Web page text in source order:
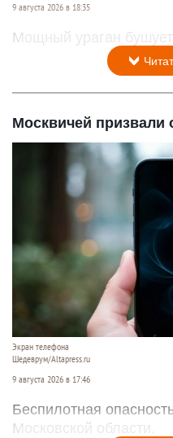
9 августа 2026 в 18:35
Мощный ураган
Москвичей призвали
Экран телефона
Шедеврум/Altapress.ru
9 августа 2026 в 17:46
Беспилотная
Московской области.